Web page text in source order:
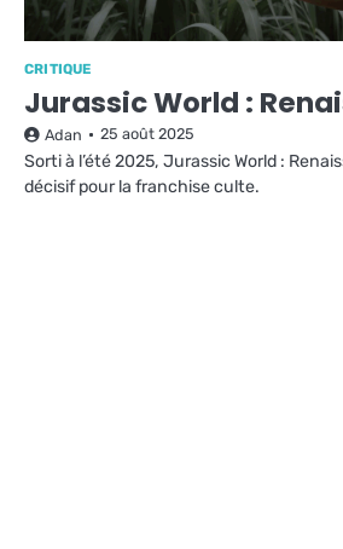
CRITIQUE
Jurassic World :
Adan 25 août 2025
Sorti à l’été 2025, Jurassic World :
décisif pour la franchise culte.